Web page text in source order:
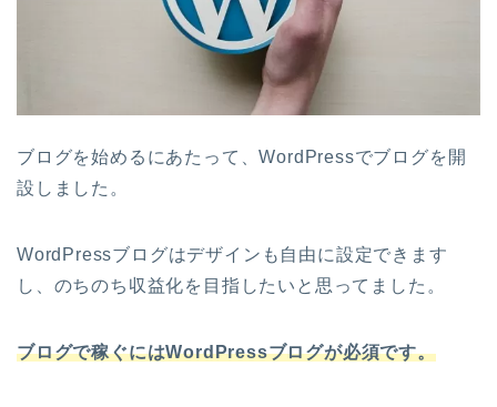
ブログを始めるにあたって、WordPressでブログを開
設しました。
WordPressブログはデザインも自由に設定できます
し、のちのち収益化を目指したいと思ってました。
ブログで稼ぐにはWordPressブログが必須です。